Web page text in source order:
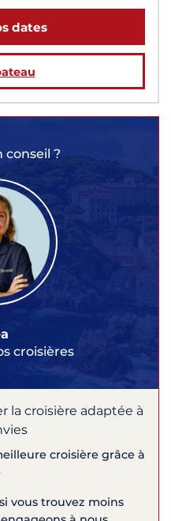
dates
conseil ?
croisières
la croisière adaptée à
croisière grâce à
vous trouvez moins